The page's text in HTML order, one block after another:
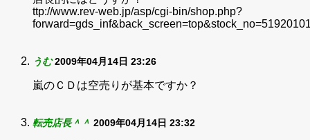
ttp://www.rev-web.jp/asp/cgi-bin/shop.php?
うむ 2009年04月14日 23:26
嵐のＣＤは空売りが基本ですか？
転売店長＾＾ 2009年04月14日 23:32